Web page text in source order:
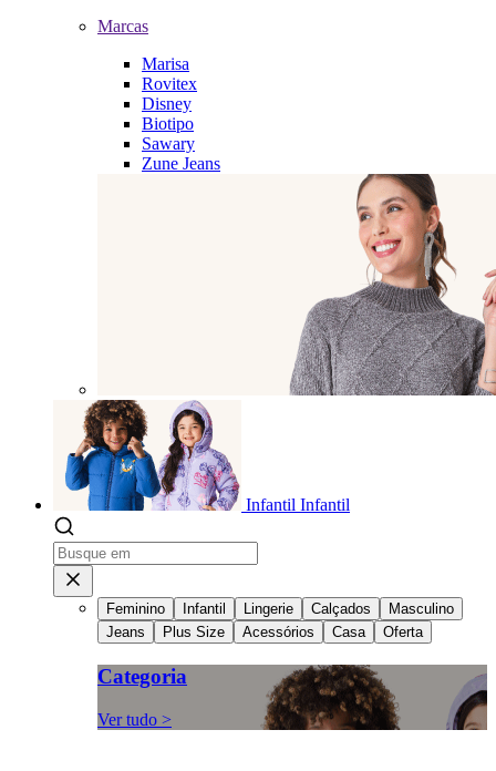
Marcas
Marisa
Rovitex
Disney
Biotipo
Sawary
Zune Jeans
Infantil Infantil
Feminino Infantil Lingerie Calçados
Masculino
Jeans
Plus Size Acessórios Casa Oferta
Categoria
Ver tudo >